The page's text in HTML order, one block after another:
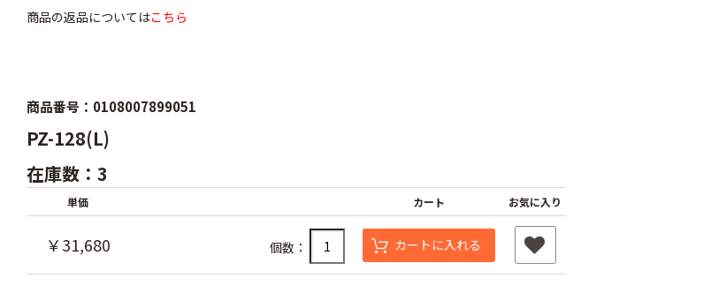
商品の返品についてはこちら
商品番号：0108007899051
PZ-128(L)
在庫数：3
単価 カート お気に入り
￥31,680 個数： カートに入れる